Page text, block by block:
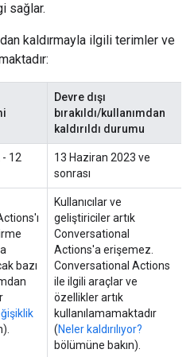
sağlar.
kaldırmayla ilgili terimler ve
Devre dışı
bırakıldı/kullanımdan
kaldırıldı durumu
12
13 Haziran 2023 ve
sonrası
bazı
Kullanıcılar ve
geliştiriciler artık
Conversational
Actions'a erişemez.
Conversational Actions
ile ilgili araçlar ve
özellikler artık
kullanılamamaktadır
(Neler kaldırılıyor?
bölümüne bakın).